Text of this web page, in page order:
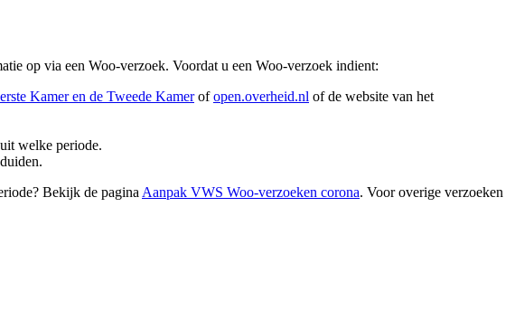
op via een Woo-verzoek. Voordat u een Woo-verzoek indient:
Kamer en de Tweede Kamerofopen.overheid.nl of de website van het
welke periode.
Bekijk de pagina Aanpak VWS Woo-verzoeken corona. Voor overige verzoeken